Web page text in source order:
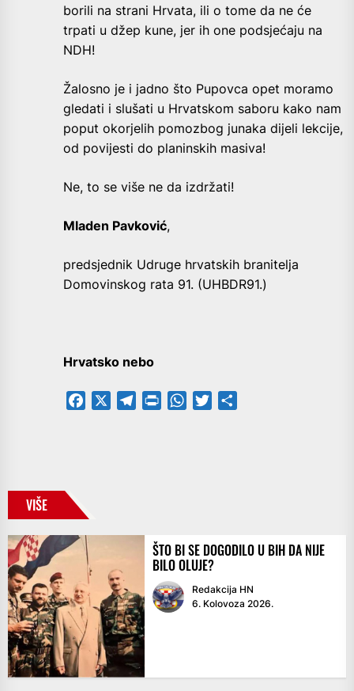
borili na strani Hrvata, ili o tome da ne će
trpati u džep kune, jer ih one podsjećaju na
NDH!
Žalosno je i jadno što Pupovca opet moramo
gledati i slušati u Hrvatskom saboru kako nam
poput okorjelih pomozbog junaka dijeli lekcije,
od povijesti do planinskih masiva!
Ne, to se više ne da izdržati!
Mladen Pavković,
predsjednik Udruge hrvatskih branitelja
Domovinskog rata 91. (UHBDR91.)
Hrvatsko nebo
Facebook TelegramPrintFriendly
WhatsApp
Twitter
VIŠE
ŠTO BI SE DOGODILO U BIH DA NIJE
BILO OLUJE?
Redakcija HN
6. Kolovoza 2026.